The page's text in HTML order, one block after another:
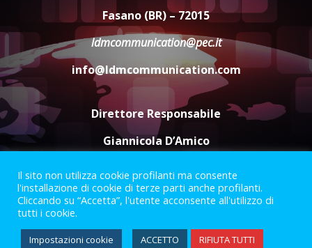
6 Agosto 2026 14:16
Grazia Neglia, coordinatrice
cittadina di Fratelli d’Italia,
pronta a tornare in Consiglio
comunale
6 Agosto 2026 08:00
Fasano (BR) – 72015
ldmcommunication@pec.it
info@ldmcommunication.com
Direttore Responsabile
Giannicola D’Amico
Termini e Condizioni
Privacy Policy
Informazioni Legali
Facebook
Instagram
Youtube
Il sito non utilizza cookie profilanti ma consente
l'installazione di cookie di terze parti anche profilanti.
Cliccando su “Accetta”, l'utente acconsente all'utilizzo di
tutti i cookie.
Impostazioni cookie ACCETTO RIFIUTA TUTTI